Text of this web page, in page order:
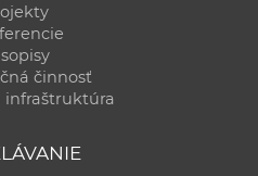
činnosť
infraštruktúra